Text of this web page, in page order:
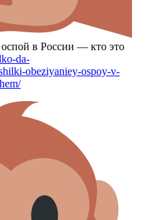
в России — кто это
da-
obeziyaniey-ospoy-v-